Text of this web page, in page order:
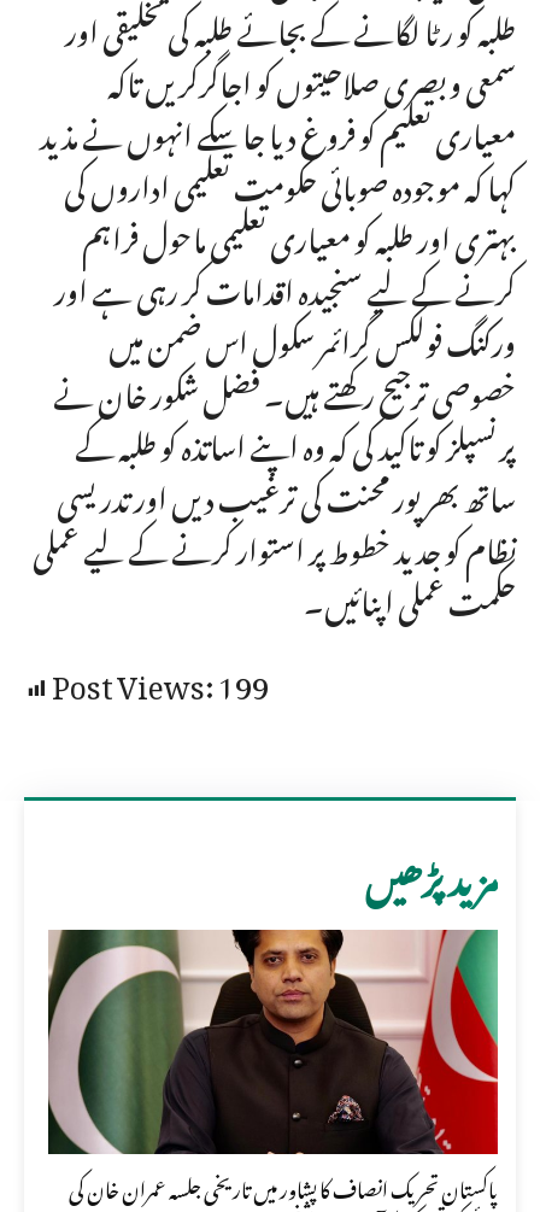
طلبہ کو رٹا لگانے کے بجائے طلبہ کی تخلیقی اور
سمعی و بصری صلاحیتوں کو اجاگرکریں تاکہ
معیاری تعلیم کو فروغ دیا جا سکے انہوں نے مذید
کہا کہ موجودہ صوبائی حکومت تعلیمی اداروں کی
بہتری اور طلبہ کو معیاری تعلیمی ماحول فراہم
کرنے کے لیے سنجیدہ اقدامات کر رہی ہے اور
ورکنگ فولکس گرائمر سکول اس ضمن میں
خصوصی ترجیح رکھتے ہیں۔ فضل شکور خان نے
پرنسپلز کو تاکید کی کہ وہ اپنے اساتذہ کو طلبہ کے
ساتھ بھرپور محنت کی ترغیب دیں اور تدریسی
نظام کو جدید خطوط پر استوار کرنے کے لیے عملی
حکمت عملی اپنائیں۔
Post Views:199
مزید پڑھیں
پاکستان تحریک انصاف کا پشاور میں تاریخی جلسہ عمران خان کی